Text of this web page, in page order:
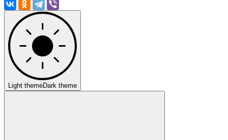
Light themeDark theme